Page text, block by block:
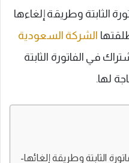
الثابتة وطريقة إلغاءها
الشركة السعودية
في الفاتورة الثابتة
لها.
الثابتة وطريقة إلغائها-